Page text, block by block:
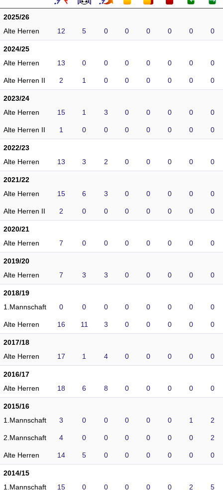
2025/26
Alte Herren
12 5 0 0 0 0 0 0
2024/25
Alte Herren
13 0 0 0 0 0 0 0
Alte Herren II 2 1 0 0 0 0 0 0
2023/24
Alte Herren
15 1 3 0 0 0 0 0
Alte Herren II 1 0 0 0 0 0 0 0
2022/23
Alte Herren
13 3 2 0 0 0 0 0
2021/22
Alte Herren
15 6 3 0 0 0 0 0
Alte Herren II 2 0 0 0 0 0 0 0
2020/21
Alte Herren
7 0 0 0 0 0 0 0
2019/20
Alte Herren
7 3 3 0 0 0 0 0
2018/19
1.Mannschaft
0 0 0 0 0 0 0 0
Alte Herren 16 11 3 0 0 0 0 0
2017/18
Alte Herren
17 1 4 0 0 0 0 0
2016/17
Alte Herren
18 6 8 0 0 0 0 0
2015/16
1.Mannschaft
3 0 0 0 0 0 1 2
2.Mannschaft 4 0 0 0 0 0 0 2
Alte Herren 14 5 0 0 0 0 0 0
2014/15
1.Mannschaft
15 0 0 0 0 0 2 5